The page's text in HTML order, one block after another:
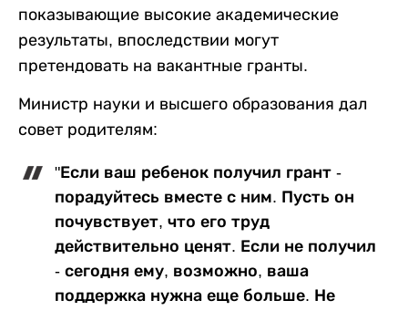
показывающие высокие академические
результаты, впоследствии могут
претендовать на вакантные гранты.
Министр науки и высшего образования дал
совет родителям:
"Если ваш ребенок получил грант -
порадуйтесь вместе с ним. Пусть он
почувствует, что его труд
действительно ценят. Если не получил
- сегодня ему, возможно, ваша
поддержка нужна еще больше. Не